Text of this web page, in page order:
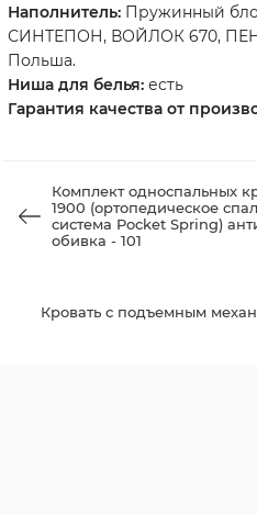
Наполнитель: Пружинный
СИНТЕПОН, ВОЙЛОК 670,
Польша.
Ниша для белья: есть
Гарантия качества от
Комплект односпальных
1900 (ортопедическое
система Pocket Spring)
обивка - 101
Кровать с подъемным